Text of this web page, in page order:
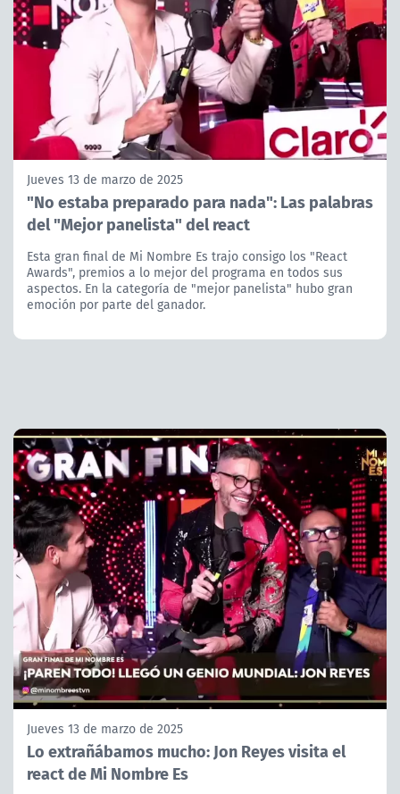
Jueves 13 de marzo de 2025
"No estaba preparado para nada": Las palabras
del "Mejor panelista" del react
Esta gran final de Mi Nombre Es trajo consigo los "React
Awards", premios a lo mejor del programa en todos sus
aspectos. En la categoría de "mejor panelista" hubo gran
emoción por parte del ganador.
Jueves 13 de marzo de 2025
Lo extrañábamos mucho: Jon Reyes visita el
react de Mi Nombre Es